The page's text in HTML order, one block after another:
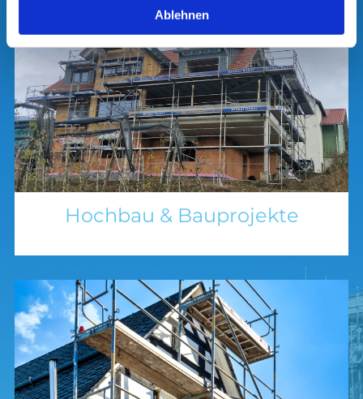
Ablehnen
Hochbau & Bauprojekte